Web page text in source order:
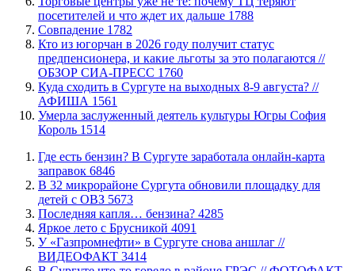
посетителей и что ждет их дальше 1788
​Совпадение 1782
Кто из югорчан в 2026 году получит статус
предпенсионера, и какие льготы за это полагаются //
ОБЗОР СИА-ПРЕСС 1760
​Куда сходить в Сургуте на выходных 8-9 августа? //
АФИША 1561
​Умерла заслуженный деятель культуры Югры София
Король 1514
​Где есть бензин? В Сургуте заработала онлайн-карта
заправок 6846
В 32 микрорайоне Сургута обновили площадку для
детей с ОВЗ 5673
​Последняя капля… бензина? 4285
Яркое лето с Брусникой 4091
У «Газпромнефти» в Сургуте снова аншлаг //
ВИДЕОФАКТ 3414